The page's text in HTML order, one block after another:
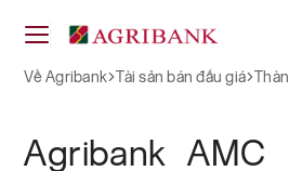
Về Agribank Tài sản bán đấu giá
Agribank AMC